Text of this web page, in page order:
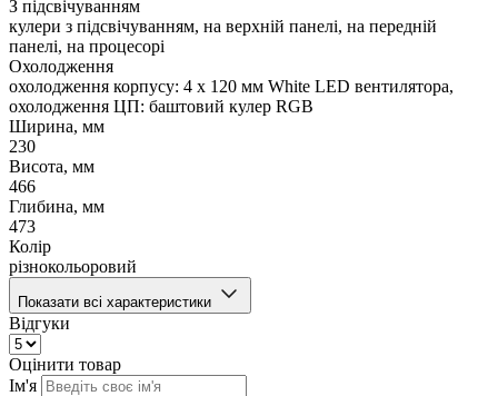
З підсвічуванням
кулери з підсвічуванням, на верхній панелі, на передній
панелі, на процесорі
Охолодження
охолодження корпусу: 4 x 120 мм White LED вентилятора,
охолодження ЦП: баштовий кулер RGB
Ширина, мм
230
Висота, мм
466
Глибина, мм
473
Колір
різнокольоровий
Показати всі характеристики
Відгуки
Оцінити товар
Ім'я